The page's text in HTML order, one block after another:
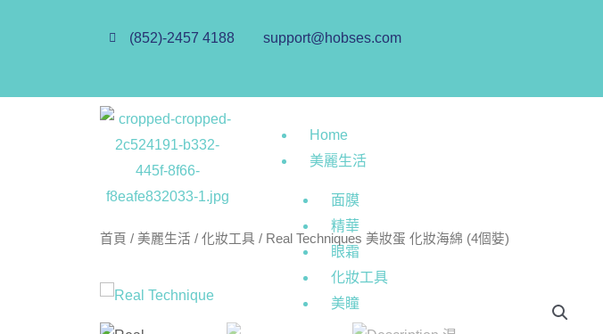
(852)-2457 4188 support@hobses.com
Home
美麗生活
面膜
精華
眼霜
化妝工具
美瞳
首頁 / 美麗生活 / 化妝工具 / Real Techniques 美妝蛋 化妝海綿 (4個娤)